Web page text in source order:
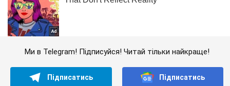
Ми в Telegram! Підписуйся! Читай тільки найкраще!
Підписатись Підписатись